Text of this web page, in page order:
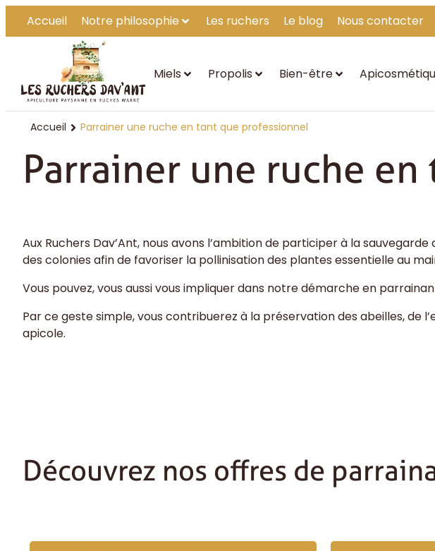
Accueil Notre philosophie Les ruchers Le blog Nous contacter
Miels Propolis Bien-être
Accueil Parrainer une ruche en tant que professionnel
Parrainer une ruche
Aux Ruchers Dav’Ant, nous avons l’ambition de participer à la
des colonies afin de favoriser la pollinisation des plantes essentielle au
Vous pouvez, vous aussi vous impliquer dans notre démarche en
Par ce geste simple, vous contribuerez à la préservation des abeilles, de
apicole.
Découvrez nos offres de